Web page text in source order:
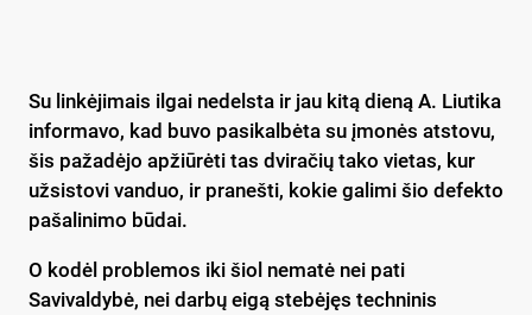
Su linkėjimais ilgai nedelsta ir jau kitą dieną A. Liutika
informavo, kad buvo pasikalbėta su įmonės atstovu,
šis pažadėjo apžiūrėti tas dviračių tako vietas, kur
užsistovi vanduo, ir pranešti, kokie galimi šio defekto
pašalinimo būdai.
O kodėl problemos iki šiol nematė nei pati
Savivaldybė, nei darbų eigą stebėjęs techninis